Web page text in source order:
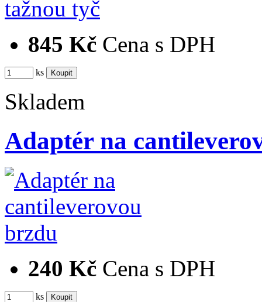
845 Kč Cena s DPH
ks
Skladem
Adaptér na
240 Kč Cena s DPH
ks